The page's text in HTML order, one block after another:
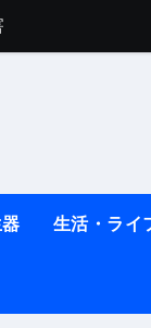
償をわかりやす
生活・ライ